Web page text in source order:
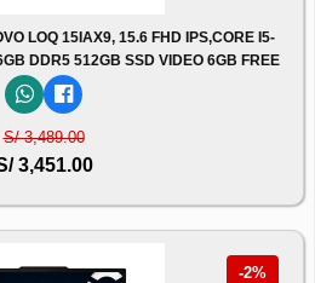
LOQ 15IAX9, 15.6 FHD IPS,CORE I5-
DDR5 512GB SSD VIDEO 6GB FREE
S/ 3,489.00
3,451.00
-2%